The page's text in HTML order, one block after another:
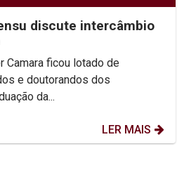
discute intercâmbio
Camara ficou lotado de
e doutorandos dos
da...
LER MAIS